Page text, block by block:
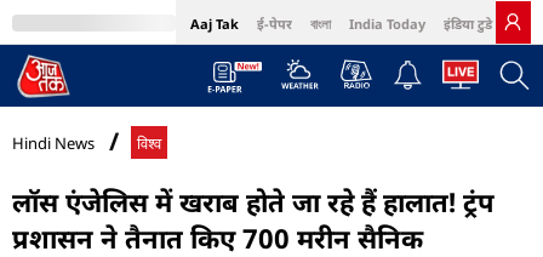
Aaj Tak ई-पेपर বাংলা India Today इंडिया टुडे हिंदी
MumbaiTak Cosmopolitan Harper's Bazaar Northeast
Hindi News विश्व
लॉस एंजेलिस में खराब होते जा रहे हैं हालात! ट्रंप
प्रशासन ने तैनात किए 700 मरीन सैनिक